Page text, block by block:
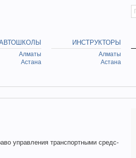
Алматы
Астана
ИНСТРУКТОРЫ
Алматы
Астана
уп­равле­ния транс­пор­тны­ми средс­